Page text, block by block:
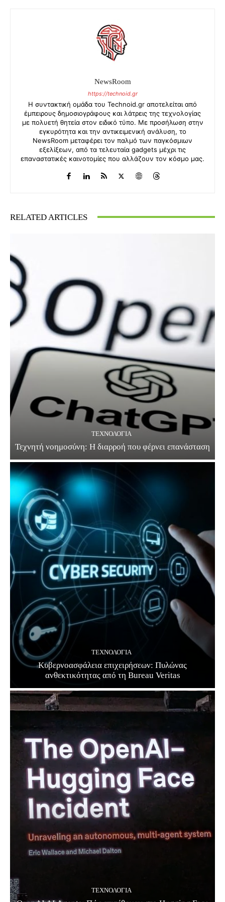
NewsRoom
https://technoid.gr
Η συντακτική ομάδα του Technoid.gr αποτελείται από
έμπειρους δημοσιογράφους και λάτρεις της τεχνολογίας
με πολυετή θητεία στον ειδικό τύπο. Με προσήλωση στην
εγκυρότητα και την αντικειμενική ανάλυση, το
NewsRoom μεταφέρει τον παλμό των παγκόσμιων
εξελίξεων, από τα τελευταία gadgets μέχρι τις
επαναστατικές καινοτομίες που αλλάζουν τον κόσμο μας.
RELATED ARTICLES
ΤΕΧΝΟΛΟΓΊΑ
Τεχνητή νοημοσύνη: Η διαρροή που φέρνει επανάσταση
ΤΕΧΝΟΛΟΓΊΑ
Κυβερνοασφάλεια επιχειρήσεων: Πυλώνας
ανθεκτικότητας από τη Bureau Veritas
ΤΕΧΝΟΛΟΓΊΑ